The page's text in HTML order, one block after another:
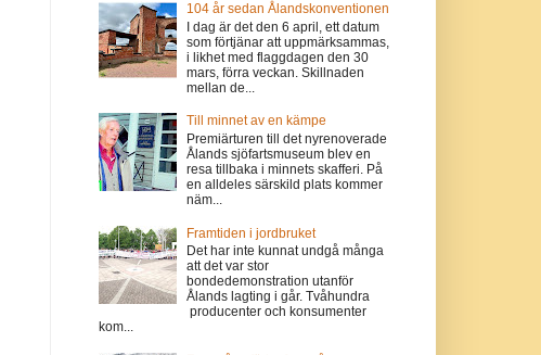
104 år sedan Ålandskonventionen
I dag är det den 6 april, ett datum
som förtjänar att uppmärksammas,
i likhet med flaggdagen den 30
mars, förra veckan. Skillnaden
mellan de...
Till minnet av en kämpe
Premiärturen till det nyrenoverade
Ålands sjöfartsmuseum blev en
resa tillbaka i minnets skafferi. På
en alldeles särskild plats kommer
näm...
Framtiden i jordbruket
Det har inte kunnat undgå många
att det var stor
bondedemonstration utanför
Ålands lagting i går. Tvåhundra
producenter och konsumenter
kom...